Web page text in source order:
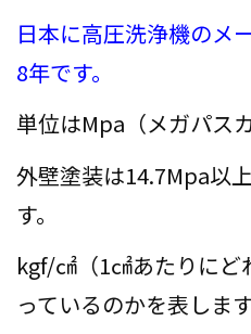
お客さまの声
お問い合わせ
施工事例
お知らせ
日本に高圧洗浄機のメ
8年です。
単位はMpa（メガパスカ
外壁塗装は14.7Mpa以
す。
kgf/㎠（1㎠あたりに
っているのかを表します